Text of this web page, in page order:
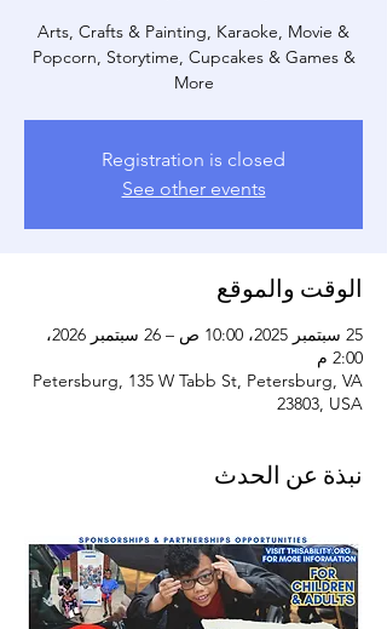
Arts, Crafts & Painting, Karaoke, Movie &
Popcorn, Storytime, Cupcakes & Games &
More
Registration is closed
See other events
الوقت والموقع
25 سبتمبر 2025، 10:00 ص – 26 سبتمبر 2026،
2:00 م
Petersburg, 135 W Tabb St, Petersburg, VA
23803, USA
نبذة عن الحدث